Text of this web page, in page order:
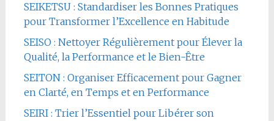
SEIKETSU : Standardiser les Bonnes Pratiques
pour Transformer l’Excellence en Habitude
SEISO : Nettoyer Régulièrement pour Élever la
Qualité, la Performance et le Bien-Être
SEITON : Organiser Efficacement pour Gagner
en Clarté, en Temps et en Performance
SEIRI : Trier l’Essentiel pour Libérer son